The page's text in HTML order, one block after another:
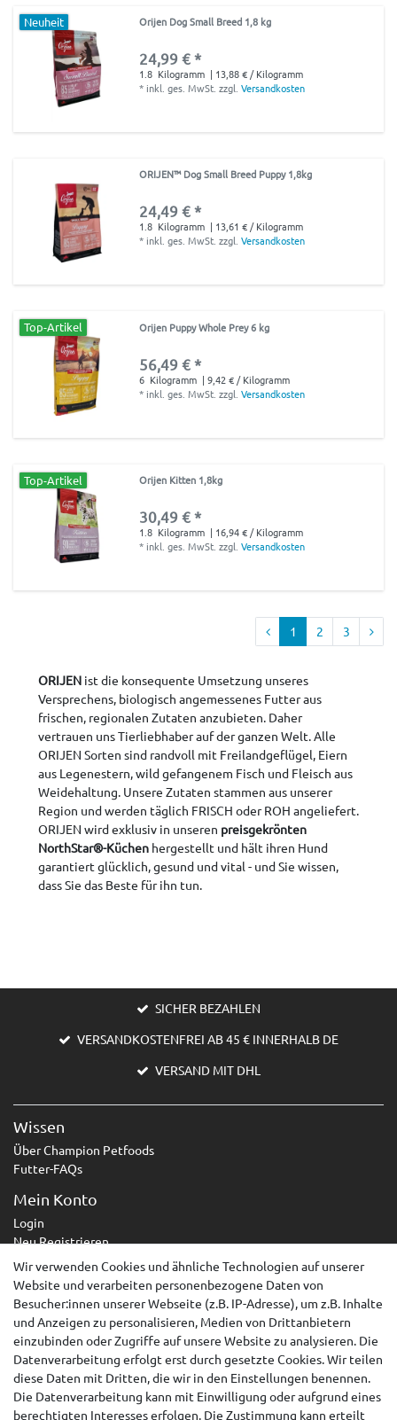
Neuheit Orijen Dog Small Breed 1,8 kg
24,99 € *
1.8 Kilogramm | 13,88 € / Kilogramm
* inkl. ges. MwSt. zzgl.Versandkosten
ORIJEN™ Dog Small Breed Puppy 1,8kg
24,49 € *
1.8 Kilogramm | 13,61 € / Kilogramm
* inkl. ges. MwSt. zzgl.Versandkosten
Top-Artikel Orijen Puppy Whole Prey 6 kg
56,49 € *
6 Kilogramm | 9,42 € / Kilogramm
* inkl. ges. MwSt. zzgl.Versandkosten
Top-Artikel Orijen Kitten 1,8kg
30,49 € *
1.8 Kilogramm | 16,94 € / Kilogramm
* inkl. ges. MwSt. zzgl.Versandkosten
1 2 3
ORIJEN ist die konsequente Umsetzung unseres
Versprechens, biologisch angemessenes Futter aus
frischen, regionalen Zutaten anzubieten. Daher
vertrauen uns Tierliebhaber auf der ganzen Welt. Alle
ORIJEN Sorten sind randvoll mit Freilandgeflügel, Eiern
aus Legenestern, wild gefangenem Fisch und Fleisch aus
Weidehaltung. Unsere Zutaten stammen aus unserer
Region und werden täglich FRISCH oder ROH angeliefert.
ORIJEN wird exklusiv in unseren preisgekrönten
NorthStar®-Küchen hergestellt und hält ihren Hund
garantiert glücklich, gesund und vital - und Sie wissen,
dass Sie das Beste für ihn tun.
SICHER BEZAHLEN
VERSANDKOSTENFREI AB 45 € INNERHALB DE
VERSAND MIT DHL
Wissen
Über Champion Petfoods
Futter-FAQs
Mein Konto
Login
Neu Registrieren
Service
Zahlungsarten
Versandarten & -kosten
Kontakt
Widerrufsrecht
Widerruf erklären
Wir verwenden Cookies und ähnliche Technologien auf unserer
Website und verarbeiten personenbezogene Daten von
Besucher:innen unserer Webseite (z.B. IP-Adresse), um z.B. Inhalte
und Anzeigen zu personalisieren, Medien von Drittanbietern
einzubinden oder Zugriffe auf unsere Website zu analysieren. Die
Datenverarbeitung erfolgt erst durch gesetzte Cookies. Wir teilen
diese Daten mit Dritten, die wir in den Einstellungen benennen.
Die Datenverarbeitung kann mit Einwilligung oder aufgrund eines
berechtigten Interesses erfolgen. Die Zustimmung kann erteilt